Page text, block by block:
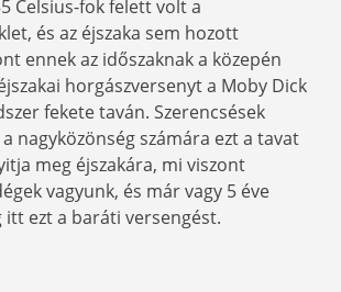
Celsius-fok felett volt a
és az éjszaka sem hozott
ennek az időszaknak a közepén
horgászversenyt a Moby Dick
fekete taván. Szerencsések
nagyközönség számára ezt a tavat
meg éjszakára, mi viszont
vagyunk, és már vagy 5 éve
itt ezt a baráti versengést.